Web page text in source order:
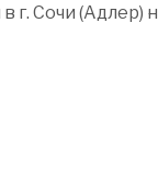
г. Сочи